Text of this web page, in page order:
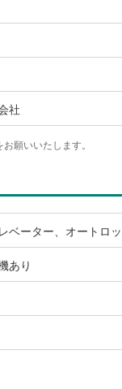
社
願いいたします。
ベーター、オートロ
あり